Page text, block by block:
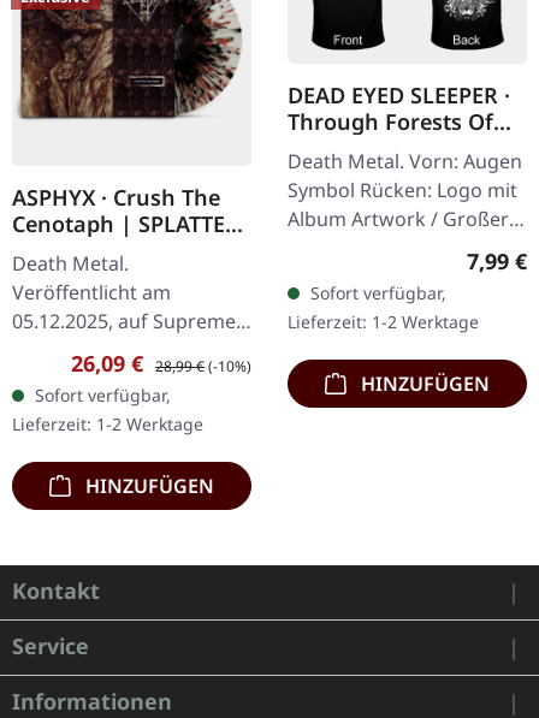
ASPHYX · Crush The
Cenotaph | SPLATTER
LP
Death Metal.
Veröffentlicht am
05.12.2025, auf Supreme
Chaos Records.
Knochenweißes Vinyl mit
Braun, Rost-Rot, Schwarz
Splatter. Full Dynamic
Range…
Verkaufspreis:
26,09 € Regulärer Preis:
28,99 €(-10%)
Sofort verfügbar,
Lieferzeit: 1-2 Werktage
HINZUFÜGEN
DEAD EYED SLEEPER ·
Through Forests Of
Nonentities Bug TS |
T-SHIRT L
Death Metal. Vorn: Augen
Symbol Rücken: Logo mit
Album Artwork / Großer
stilisierter Käfer 100%
Baumwolle, Fruit Of The
Loom Heavy Cotton
7,99 €
Sofort verfügbar,
Lieferzeit: 1-2 Werktage
HINZUFÜGEN
Kontakt
Service
Informationen